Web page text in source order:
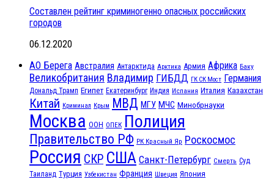
Составлен рейтинг криминогенно опасных российских
городов
06.12.2020
АО Берега Австралия Антарктида Арктика Армия Африка Баку
Великобритания Владимир ГИБДД ГК СК Мост Германия
Дональд Трамп Египет Екатеринбург Индия Испания Италия Казахстан
Китай Криминал Крым МВД МГУ МЧС Минобрнауки
Москва ООН ОПЕК Полиция
Правительство РФ РК Красный Яр Роскосмос
Россия СКР США Санкт-Петербург Смерть Суд
Таиланд Турция Узбекистан Франция Швеция Япония